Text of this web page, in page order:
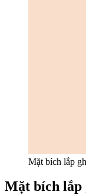
Mặt bích lắp
Mặt bích lắp